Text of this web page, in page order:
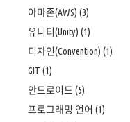
아마존(AWS) (3)
유니티(Unity) (1)
디자인(Convention) (1)
GIT (1)
안드로이드 (5)
프로그래밍 언어 (1)